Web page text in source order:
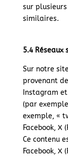
sur
similaires.
5.4 Réseaux
Sur notre
provenant
Instagram
(par
exemple, «
Facebook, X
Ce contenu
Facebook, X